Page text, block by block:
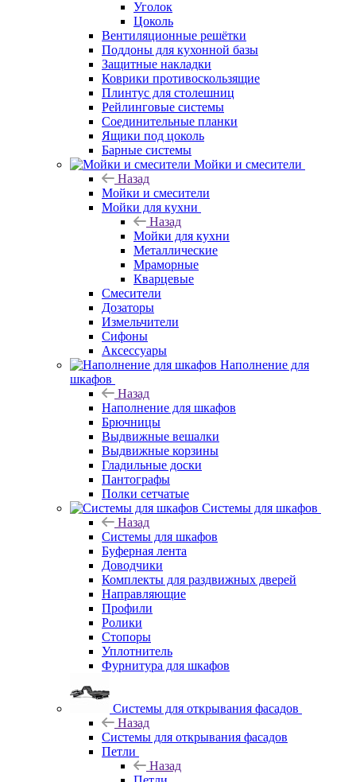
Уголок
Цоколь
Вентиляционные решётки
Поддоны для кухонной базы
Защитные накладки
Коврики противоскользящие
Плинтус для столешниц
Рейлинговые системы
Соединительные планки
Ящики под цоколь
Барные системы
Мойки и смесители
Назад
Мойки и смесители
Мойки для кухни
Назад
Мойки для кухни
Металлические
Мраморные
Кварцевые
Смесители
Дозаторы
Измельчители
Сифоны
Аксессуары
Наполнение для
шкафов
Назад
Наполнение для шкафов
Брючницы
Выдвижные вешалки
Выдвижные корзины
Гладильные доски
Пантографы
Полки сетчатые
Системы для шкафов
Назад
Системы для шкафов
Буферная лента
Доводчики
Комплекты для раздвижных дверей
Направляющие
Профили
Ролики
Стопоры
Уплотнитель
Фурнитура для шкафов
Системы для открывания фасадов
Назад
Системы для открывания фасадов
Петли
Назад